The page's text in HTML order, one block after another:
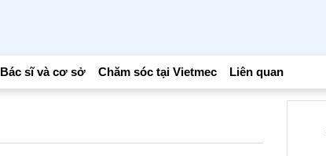
Bác sĩ và cơ sở Chăm sóc tại Vietmec Liên quan